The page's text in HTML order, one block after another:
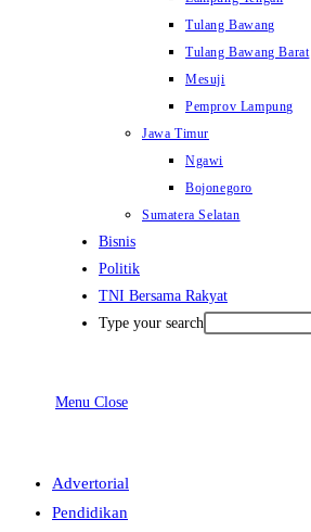
Tulang Bawang
Tulang Bawang Barat
Mesuji
Pemprov Lampung
Jawa Timur
Ngawi
Bojonegoro
Sumatera Selatan
Bisnis
Politik
TNI Bersama Rakyat
Type your search
Menu Close
Advertorial
Pendidikan